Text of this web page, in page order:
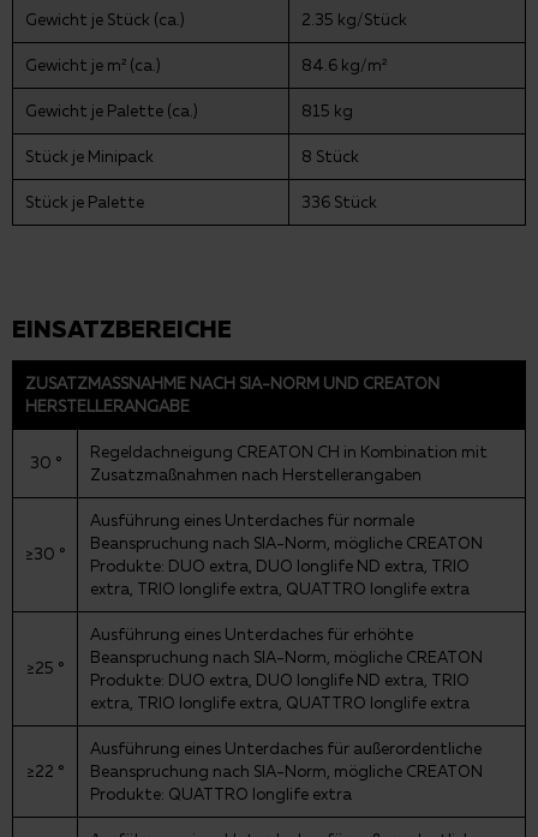
Gewicht je Stück (ca.) 2.35 kg/Stück
Gewicht je m² (ca.) 84.6 kg/m²
Gewicht je Palette (ca.) 815 kg
Stück je Minipack 8 Stück
Stück je Palette 336 Stück
EINSATZBEREICHE
ZUSATZMASSNAHME NACH SIA-NORM UND CREATON H
ERSTELLERANGABE
30 °
Regeldachneigung CREATON CH in Kombination mit
Zusatzmaßnahmen nach Herstellerangaben
≥30 °
Ausführung eines Unterdaches für normale
Beanspruchung nach SIA-Norm, mögliche CREATON
Produkte: DUO extra, DUO longlife ND extra, TRIO
extra, TRIO longlife extra, QUATTRO longlife extra
≥25 °
Ausführung eines Unterdaches für erhöhte
Beanspruchung nach SIA-Norm, mögliche CREATON
Produkte: DUO extra, DUO longlife ND extra, TRIO
extra, TRIO longlife extra, QUATTRO longlife extra
≥22 °
Ausführung eines Unterdaches für außerordentliche
Beanspruchung nach SIA-Norm, mögliche CREATON
Produkte: QUATTRO longlife extra